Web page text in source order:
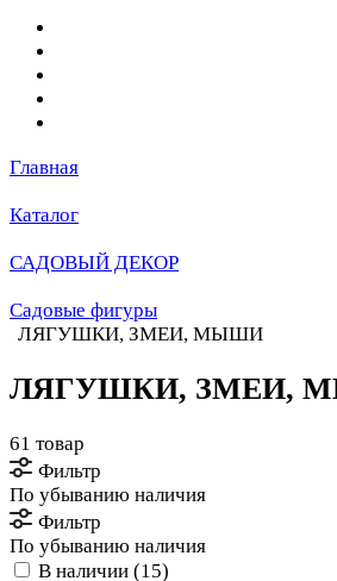
Главная
Каталог
САДОВЫЙ ДЕКОР
Садовые фигуры
ЛЯГУШКИ, ЗМЕИ, МЫШИ
ЛЯГУШКИ, ЗМЕИ,
61 товар
Фильтр
По убыванию наличия
Фильтр
По убыванию наличия
В наличии (15)